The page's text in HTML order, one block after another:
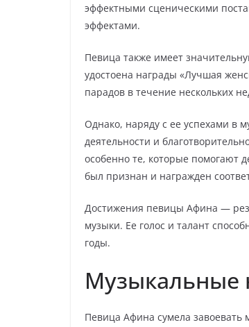
эффектными сценическими
эффектами.
Певица также имеет
удостоена награды «Лучшая
парадов в течение нескольких
Однако, наряду с ее успехами в
деятельности и
особенно те, которые помогают
был признан и награжден
Достижения певицы Афина —
музыки. Ее голос и талант
годы.
Музыкальные
Певица Афина сумела завоевать